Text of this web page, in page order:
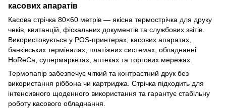
касових апаратів
Касова стрічка 80×60 метрів — якісна термострічка для друку
чеків, квитанцій, фіскальних документів та службових звітів.
Використовується у POS-принтерах, касових апаратах,
банківських терміналах, платіжних системах, обладнанні
HoReCa, супермаркетах, аптеках та торгових мережах.
Термопапір забезпечує чіткий та контрастний друк без
використання ріббона чи картриджа. Стрічка підходить для
інтенсивного щоденного використання та гарантує стабільну
роботу касового обладнання.